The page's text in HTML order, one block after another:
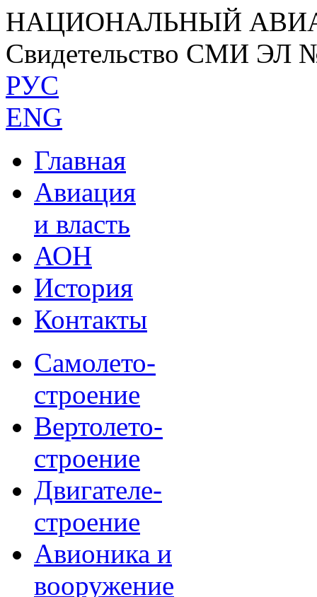
НАЦИОНАЛЬНЫЙ
Свидетельство СМИ ЭЛ
РУС
ENG
Главная
Авиация
и власть
АОН
История
Контакты
Самолето-
строение
Вертолето-
строение
Двигателе-
строение
Авионика и
вооружение